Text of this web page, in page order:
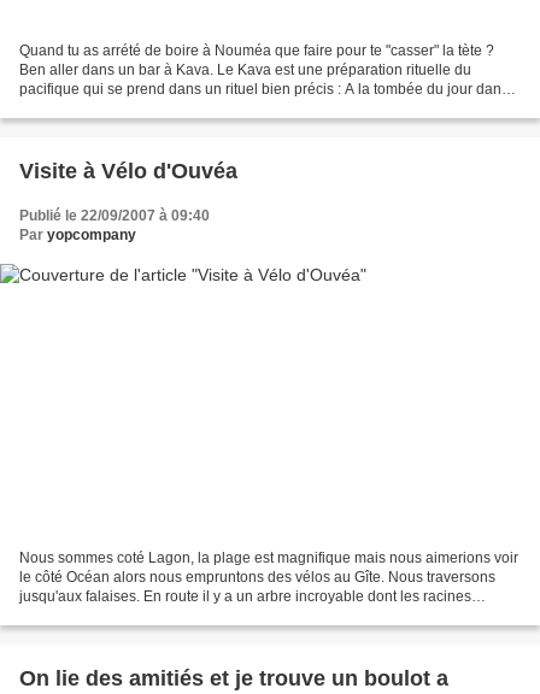
Quand tu as arrété de boire à Nouméa que faire pour te "casser" la tète ?
Ben aller dans un bar à Kava. Le Kava est une préparation rituelle du
pacifique qui se prend dans un rituel bien précis : A la tombée du jour dans
Visite à Vélo d'Ouvéa
Publié le 22/09/2007 à 09:40
Par yopcompany
Nous sommes coté Lagon, la plage est magnifique mais nous aimerions voir
le côté Océan alors nous empruntons des vélos au Gîte. Nous traversons
jusqu'aux falaises. En route il y a un arbre incroyable dont les racines
On lie des amitiés et je trouve un boulot a